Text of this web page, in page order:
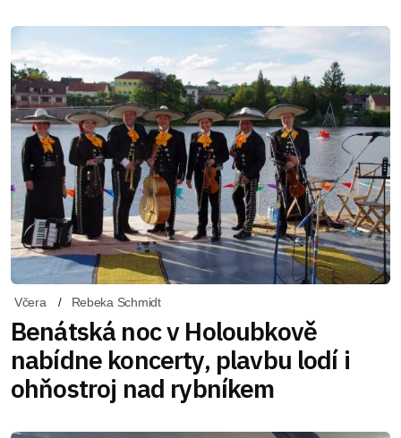
Včera Rebeka Schmidt
Benátská noc v Holoubkově
nabídne koncerty, plavbu lodí i
ohňostroj nad rybníkem